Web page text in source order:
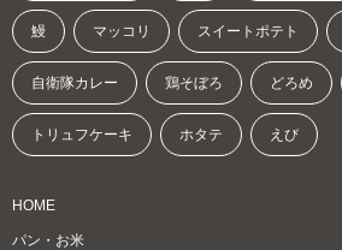
鰻 マッコリ スイートポテト
自衛隊カレー 鶏そぼろ どろめ
トリュフケーキ ホタテ えび
HOME
パン・お米